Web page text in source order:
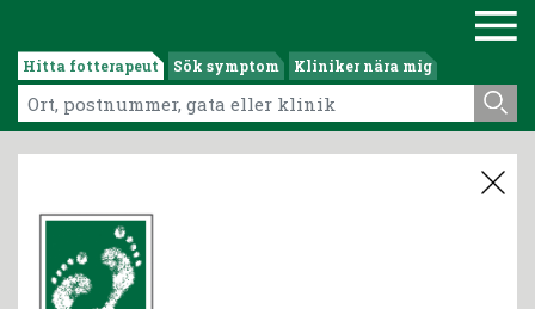
Hitta fotterapeut Sök symptom Kliniker nära mig